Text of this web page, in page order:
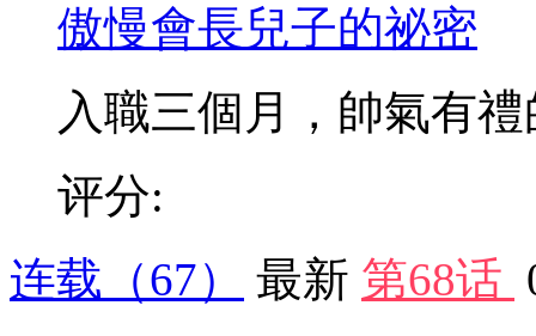
傲慢會長兒子的祕密
入職三個月，帥氣有禮
评分:
连载 （67） 最新 第68话